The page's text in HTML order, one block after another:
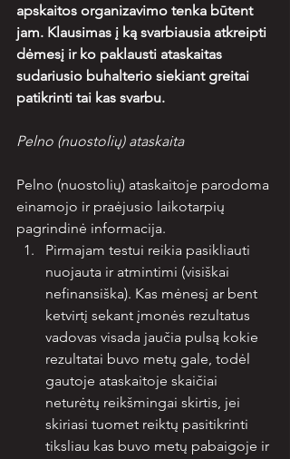
apskaitos organizavimo tenka būtent
jam. Klausimas į ką svarbiausia atkreipti
dėmesį ir ko paklausti ataskaitas
sudariusio buhalterio siekiant greitai
patikrinti tai kas svarbu.
Pelno (nuostolių) ataskaita
Pelno (nuostolių) ataskaitoje parodoma
einamojo ir praėjusio laikotarpių
pagrindinė informacija.
Pirmajam testui reikia pasikliauti
nuojauta ir atmintimi (visiškai
nefinansiška). Kas mėnesį ar bent
ketvirtį sekant įmonės rezultatus
vadovas visada jaučia pulsą kokie
rezultatai buvo metų gale, todėl
gautoje ataskaitoje skaičiai
neturėtų reikšmingai skirtis, jei
skiriasi tuomet reiktų pasitikrinti
tiksliau kas buvo metų pabaigoje ir